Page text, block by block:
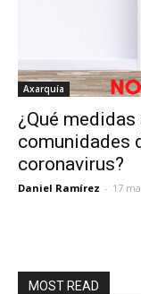
Axarquía
¿Qué
comunidades
coronavirus?
Daniel Ramírez - 17
MOST READ